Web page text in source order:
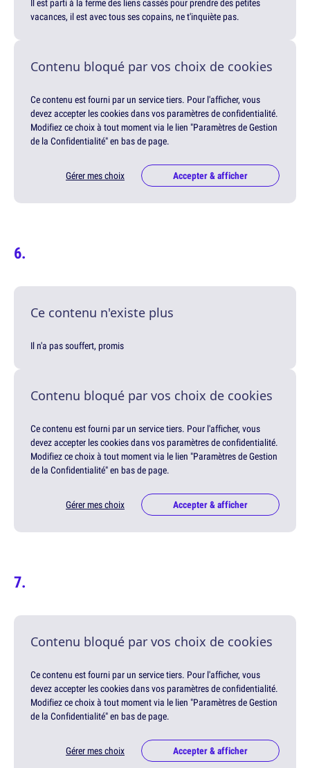
Il est parti à la ferme des liens cassés pour prendre des petites
vacances, il est avec tous ses copains, ne t'inquiète pas.
Contenu bloqué par vos choix de cookies
Ce contenu est fourni par un service tiers. Pour l'afficher, vous
devez accepter les cookies dans vos paramètres de confidentialité.
Modifiez ce choix à tout moment via le lien "Paramètres de Gestion
de la Confidentialité" en bas de page.
Gérer mes choix Accepter & afficher
Ce contenu n'existe plus
Il n'a pas souffert, promis
Contenu bloqué par vos choix de cookies
Ce contenu est fourni par un service tiers. Pour l'afficher, vous
devez accepter les cookies dans vos paramètres de confidentialité.
Modifiez ce choix à tout moment via le lien "Paramètres de Gestion
de la Confidentialité" en bas de page.
Gérer mes choix Accepter & afficher
Contenu bloqué par vos choix de cookies
Ce contenu est fourni par un service tiers. Pour l'afficher, vous
devez accepter les cookies dans vos paramètres de confidentialité.
Modifiez ce choix à tout moment via le lien "Paramètres de Gestion
de la Confidentialité" en bas de page.
Gérer mes choix Accepter & afficher